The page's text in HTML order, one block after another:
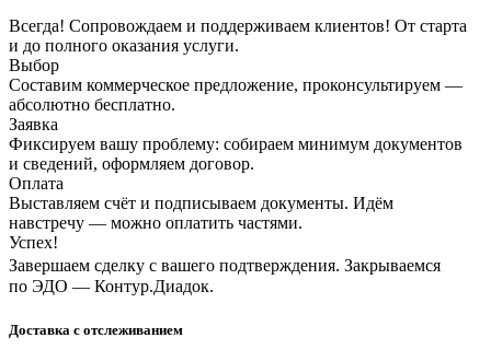
Всегда! Сопровождаем и поддерживаем клиентов! От старта
и до полного оказания услуги.
Выбор
Составим коммерческое предложение, проконсультируем —
абсолютно бесплатно.
Заявка
Фиксируем вашу проблему: собираем минимум документов
и сведений, оформляем договор.
Оплата
Выставляем счёт и подписываем документы. Идём
навстречу — можно оплатить частями.
Успех!
Завершаем сделку с вашего подтверждения. Закрываемся
по ЭДО — Контур.Диадок.
Доставка с отслеживанием